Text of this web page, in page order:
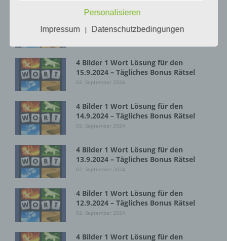
4 Bilder 1 Wort Lösung für den
16.9.2024 – Tägliches Bonus Rätsel
4 Bilder 1 Wort Lösung für den
15.9.2024 – Tägliches Bonus Rätsel
02. September 2024
4 Bilder 1 Wort Lösung für den
14.9.2024 – Tägliches Bonus Rätsel
02. September 2024
4 Bilder 1 Wort Lösung für den
13.9.2024 – Tägliches Bonus Rätsel
02. September 2024
4 Bilder 1 Wort Lösung für den
12.9.2024 – Tägliches Bonus Rätsel
02. September 2024
4 Bilder 1 Wort Lösung für den
personenbezogenen Daten einverstanden
Name und Anschrift des für die Verarbeitung
Verantwortlichen
Verantwortlicher im Sinne der Datenschutz-
Grundverordnung, sonstiger in den Mitgliedstaaten
der Europäischen Union geltenden
Datenschutzgesetze und anderer Bestimmungen
mit datenschutzrechtlichem Charakter ist die:
InnoMobile GmbH
Schlehenweg 20
18069 Lambrechtshagen
DE
Personalisieren
Impressum
Datenschutzbedingungen